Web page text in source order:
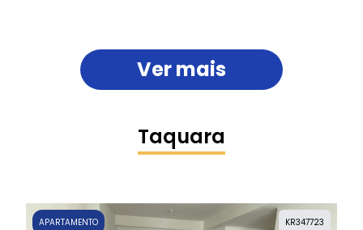
Ver mais
Taquara
KR347723
APARTAMENTO